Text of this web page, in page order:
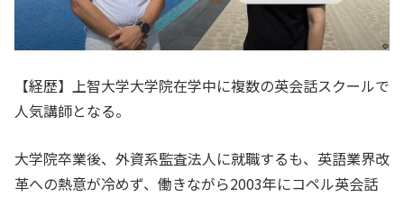
【経歴】上智大学大学院在学中に複数の英会話スクールで
人気講師となる。
大学院卒業後、外資系監査法人に就職するも、英語業界改
革への熱意が冷めず、働きながら2003年にコペル英会話